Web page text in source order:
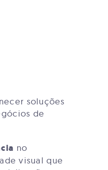
soluções
de
no
visual que